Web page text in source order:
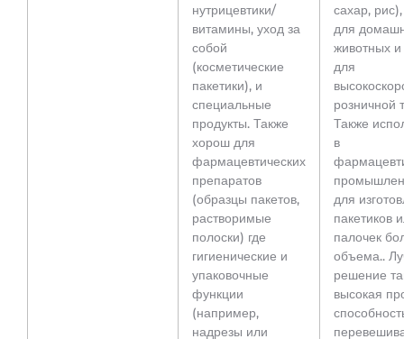
нутрицевтики/
витамины, уход за
собой
(косметические
пакетики), и
специальные
продукты. Также
хорош для
фармацевтических
препаратов
(образцы пакетов,
растворимые
полоски) где
гигиенические и
упаковочные
функции
(например,
надрезы или
сахар,
для
животных
для
розничной
Также
в
для
пакетиков
палочек
объема..
решение
высокая